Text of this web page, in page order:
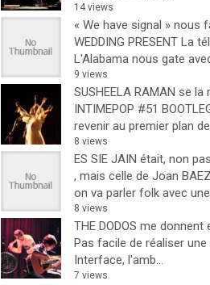
14 views
« We have signal » nous
WEDDING PRESENT La
L'Alabama nous gate
9 views
SUSHEELA RAMAN se
INTIMEPOP #51
revenir au premier plan
8 views
ES SIE JAIN était, non
, mais celle de Joan BAEZ
on va parler folk avec
8 views
THE DODOS me donnent
Pas facile de réaliser
Interface, l'amb...
7 views